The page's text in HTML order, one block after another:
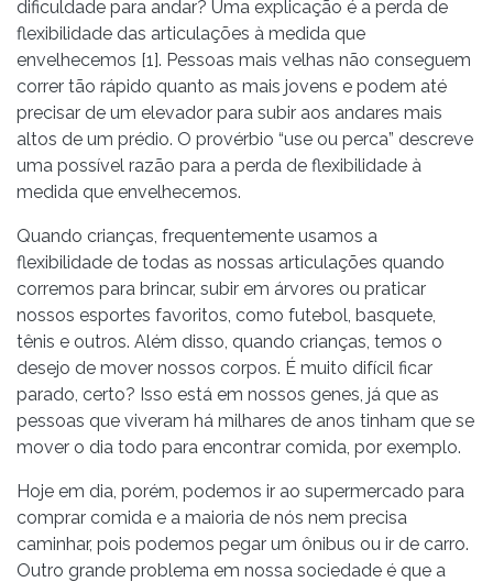
dificuldade para andar? Uma explicação é a perda de
flexibilidade das articulações à medida que
envelhecemos [1]. Pessoas mais velhas não conseguem
correr tão rápido quanto as mais jovens e podem até
precisar de um elevador para subir aos andares mais
altos de um prédio. O provérbio “use ou perca” descreve
uma possível razão para a perda de flexibilidade à
medida que envelhecemos.
Quando crianças, frequentemente usamos a
flexibilidade de todas as nossas articulações quando
corremos para brincar, subir em árvores ou praticar
nossos esportes favoritos, como futebol, basquete,
tênis e outros. Além disso, quando crianças, temos o
desejo de mover nossos corpos. É muito difícil ficar
parado, certo? Isso está em nossos genes, já que as
pessoas que viveram há milhares de anos tinham que se
mover o dia todo para encontrar comida, por exemplo.
Hoje em dia, porém, podemos ir ao supermercado para
comprar comida e a maioria de nós nem precisa
caminhar, pois podemos pegar um ônibus ou ir de carro.
Outro grande problema em nossa sociedade é que a